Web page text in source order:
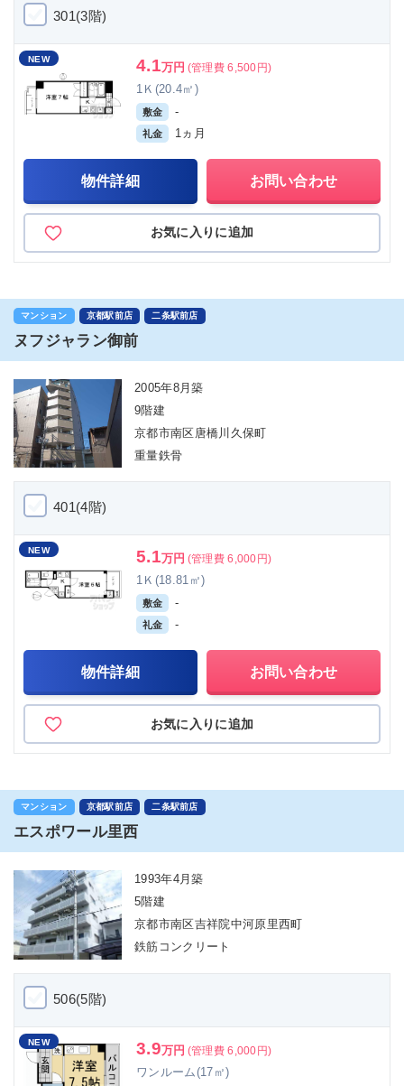
301(3階)
NEW 4.1万円 (管理費 6,500円)
1Ｋ(20.4㎡)
敷金 -
礼金 1ヵ月
物件詳細 お問い合わせ
お気に入りに追加
マンション 京都駅前店 二条駅前店
ヌフジャラン御前
2005年8月築
9階建
京都市南区唐橋川久保町
重量鉄骨
401(4階)
NEW 5.1万円 (管理費 6,000円)
1Ｋ(18.81㎡)
敷金 -
礼金 -
物件詳細 お問い合わせ
お気に入りに追加
マンション 京都駅前店 二条駅前店
エスポワール里西
1993年4月築
5階建
京都市南区吉祥院中河原里西町
鉄筋コンクリート
506(5階)
NEW 3.9万円 (管理費 6,000円)
ワンルーム(17㎡)